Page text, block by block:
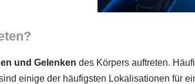
und Gelenken des Körpers auftreten.
einige der häufigsten Lokalisationen für